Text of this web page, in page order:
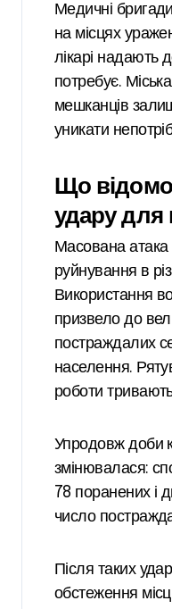
Медичні
на місцях
лікарі надають
потребує.
мешканців
уникати
Що
удару для
Масована атака
руйнування в
Використання
призвело до
постраждалих
населення.
роботи
Упродовж доби
змінювалася:
78 поранених і
число
Після таких
обстеження